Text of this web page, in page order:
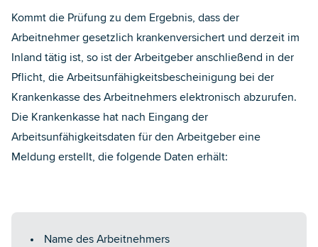
Kommt die Prüfung zu dem Ergebnis, dass der
Arbeitnehmer gesetzlich krankenversichert und derzeit im
Inland tätig ist, so ist der Arbeitgeber anschließend in der
Pflicht, die Arbeitsunfähigkeitsbescheinigung bei der
Krankenkasse des Arbeitnehmers elektronisch abzurufen.
Die Krankenkasse hat nach Eingang der
Arbeitsunfähigkeitsdaten für den Arbeitgeber eine
Meldung erstellt, die folgende Daten erhält:
Name des Arbeitnehmers